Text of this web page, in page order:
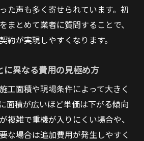
た声も多く寄せられています。初
まとめて業者に質問することで、
約が実現しやすくなります。
異なる費用の見極め方
工面積や現場条件によって大きく
面積が広いほど単価は下がる傾向
複雑で重機が入りにくい場合や、
な場合は追加費用が発生しやすく